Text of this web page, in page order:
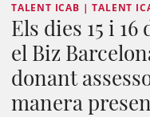
TALENT ICAB | TALENT
Els dies 15 i
el Biz
donant
manera